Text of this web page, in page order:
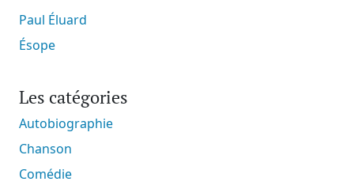
Paul Éluard
Ésope
Les catégories
Autobiographie
Chanson
Comédie